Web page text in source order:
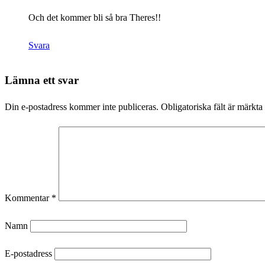
Och det kommer bli så bra Theres!!
Svara
Lämna ett svar
Din e-postadress kommer inte publiceras. Obligatoriska fält är märkta
Kommentar *
Namn
E-postadress